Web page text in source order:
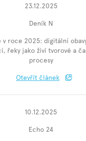
23.12.2025
Deník N
v roce 2025: digitální
řeky jako živí tvorové a
procesy
Otevřít článek
10.12.2025
Echo 24